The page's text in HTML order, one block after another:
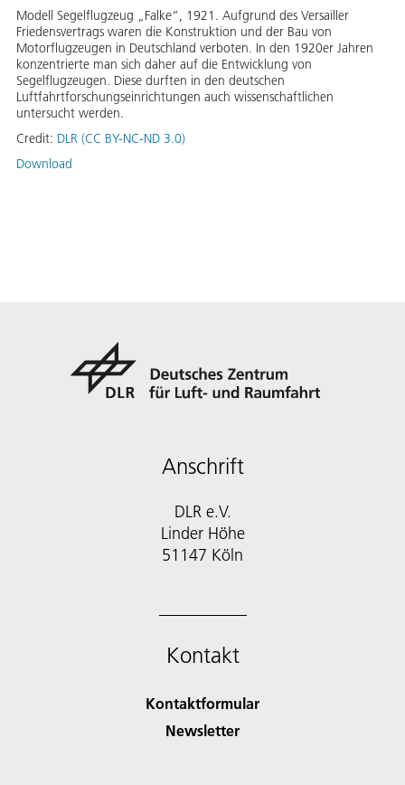
Modell Segelflugzeug „Falke“, 1921. Aufgrund des Versailler
Friedensvertrags waren die Konstruktion und der Bau von
Motorflugzeugen in Deutschland verboten. In den 1920er Jahren
konzentrierte man sich daher auf die Entwicklung von
Segelflugzeugen. Diese durften in den deutschen
Luftfahrtforschungseinrichtungen auch wissenschaftlichen
untersucht werden.
Credit: DLR (CC BY-NC-ND 3.0)
Download
Anschrift
DLR e.V.
Linder Höhe
51147 Köln
Kontakt
Kontaktformular
Newsletter